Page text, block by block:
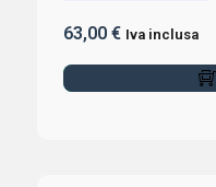
63,00 € Iva inclusa